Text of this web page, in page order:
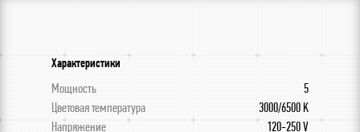
Характеристики
Мощность
5
Цветовая температура
3000/6500 K
Напряжение
120-250 V